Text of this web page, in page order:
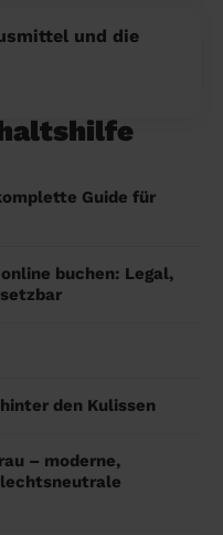
und die
Guide für
buchen: Legal,
den Kulissen
– moderne,